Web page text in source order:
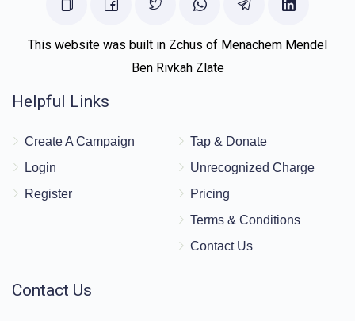
This website was built in Zchus of Menachem Mendel
Ben Rivkah Zlate
Helpful Links
Create A Campaign
Login
Register
Tap & Donate
Unrecognized Charge
Pricing
Terms & Conditions
Contact Us
Contact Us